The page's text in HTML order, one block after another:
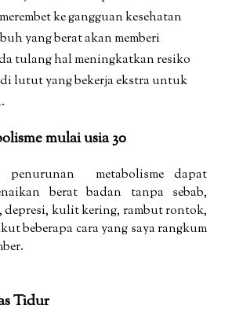
ke gangguan kesehatan
yang berat akan memberi
tulang hal meningkatkan resiko
lutut yang bekerja ekstra untuk
mulai usia 30
penurunan metabolisme dapat
berat badan tanpa sebab,
depresi, kulit kering, rambut rontok,
beberapa cara yang saya rangkum
Tidur